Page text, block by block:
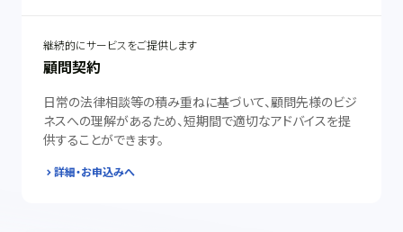
継続的にサービスをご提供します
顧問契約
日常の法律相談等の積み重ねに基づいて、顧問先様のビジ
ネスへの理解があるため、短期間で適切なアドバイスを提
供することができます。
詳細・お申込みへ